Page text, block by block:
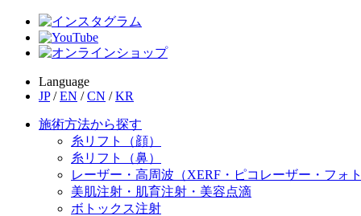
Language
JP / EN / CN / KR
施術方法から探す
糸リフト（顔）
糸リフト（鼻）
レーザー・高周波（XERF・ピコレーザー・フォ
美肌注射・肌育注射・美容点滴
ボトックス注射